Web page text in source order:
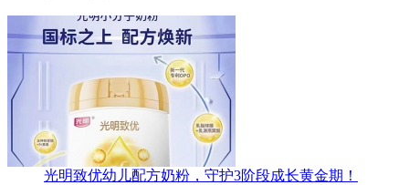
光明致优幼儿配方奶粉，守护3阶段成长黄金期！